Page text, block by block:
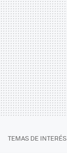
TEMAS DE INTERÉS